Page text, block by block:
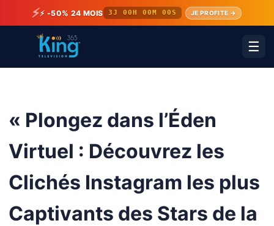
⚡⚡ -50% 24 MOIS 3J 00H 00M 00S JE PROFITE →
☰
« Plongez dans l’Éden
Virtuel : Découvrez les
Clichés Instagram les plus
Captivants des Stars de la